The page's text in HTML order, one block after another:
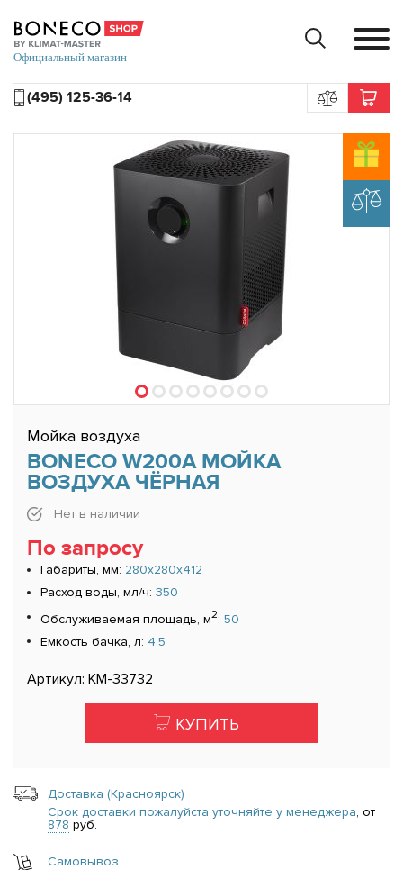
(495) 125-36-14
Мойка воздуха
BONECO W200A МОЙКА
ВОЗДУХА ЧЁРНАЯ
Нет в наличии
По запросу
Габариты, мм: 280x280x412
Расход воды, мл/ч: 350
Обслуживаемая площадь, м2: 50
Емкость бачка, л: 4.5
Артикул: КМ-33732
КУПИТЬ
Доставка (Красноярск)
Срок доставки пожалуйста уточняйте у менеджера, от
878руб.
Самовывоз